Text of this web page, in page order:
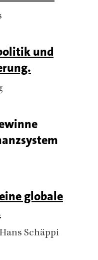
und
globale
Hans Schäppi